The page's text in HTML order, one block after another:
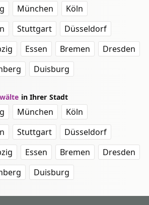
München
Köln
Stuttgart
Düsseldorf
Essen Bremen
Dresden
Duisburg
in Ihrer Stadt
München
Köln
Stuttgart
Düsseldorf
Essen Bremen
Dresden
Duisburg